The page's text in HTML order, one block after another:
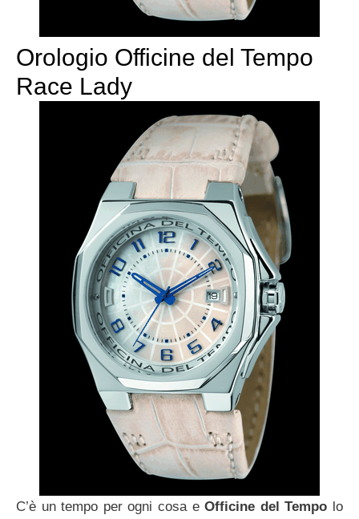
Orologio Officine del Tempo
Race Lady
C’è un tempo per ogni cosa eOfficine del Tempo lo